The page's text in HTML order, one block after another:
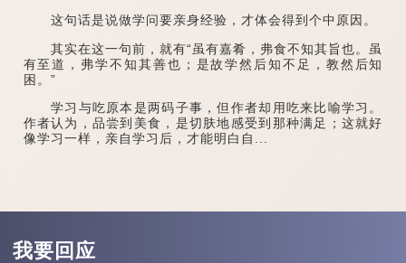
这句话是说做学问要亲身经验，才体会得到个中原因。
其实在这一句前，就有“虽有嘉肴，弗食不知其旨也。虽
有至道，弗学不知其善也；是故学然后知不足，教然后知
困。”
学习与吃原本是两码子事，但作者却用吃来比喻学习。
作者认为，品尝到美食，是切肤地感受到那种满足；这就好
像学习一样，亲自学习后，才能明白自...
我要回应